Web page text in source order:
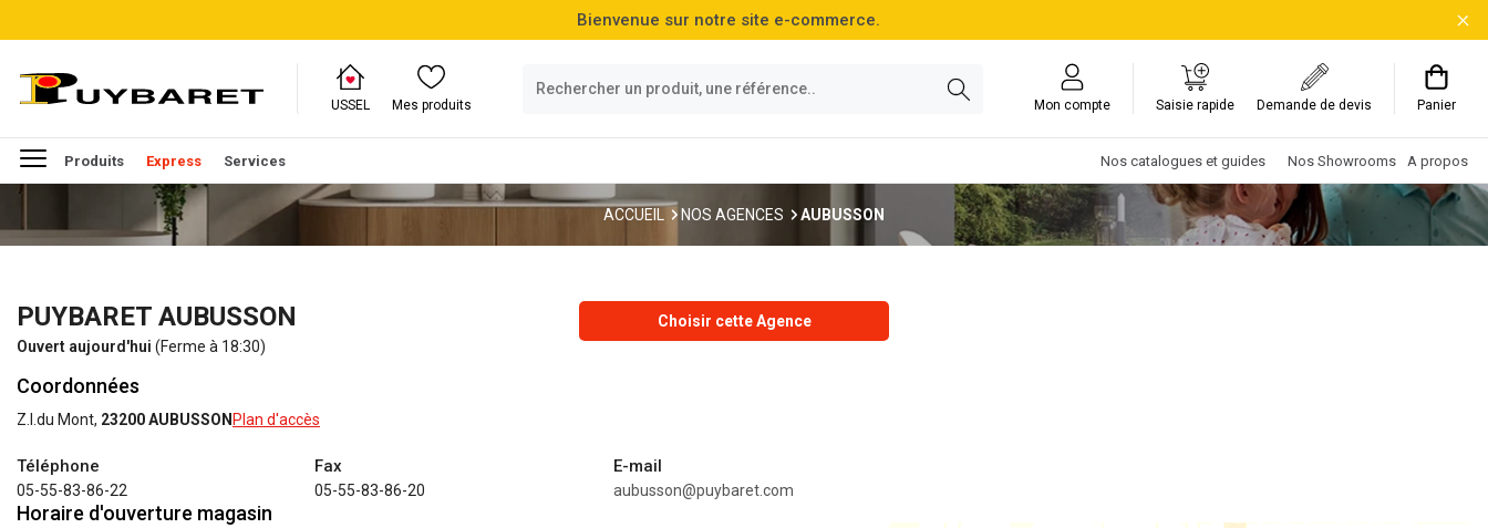
Bienvenue sur notre site e-commerce.
USSEL Mes produits Mon compte Saisie rapide Demande de devis Panier
Produits Express Services Nos catalogues et guides Nos Showrooms A propos
ACCUEIL NOS AGENCES AUBUSSON
PUYBARET AUBUSSON
Ouvert aujourd'hui (Ferme à 18:30)
Choisir cette Agence
Coordonnées
Z.I.du Mont, 23200 AUBUSSON Plan d'accès
Téléphone
05-55-83-86-22
Fax
05-55-83-86-20
E-mail
aubusson@puybaret.com
Horaire d'ouverture magasin